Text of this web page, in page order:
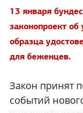
13 января
законопроект об
образца
для беженцев.
Закон принят
событий